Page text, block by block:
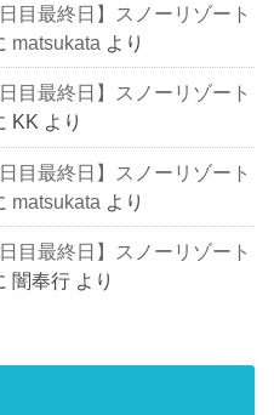
目最終日】スノーリゾート
matsukata より
目最終日】スノーリゾート
KK より
目最終日】スノーリゾート
matsukata より
目最終日】スノーリゾート
闇奉行 より